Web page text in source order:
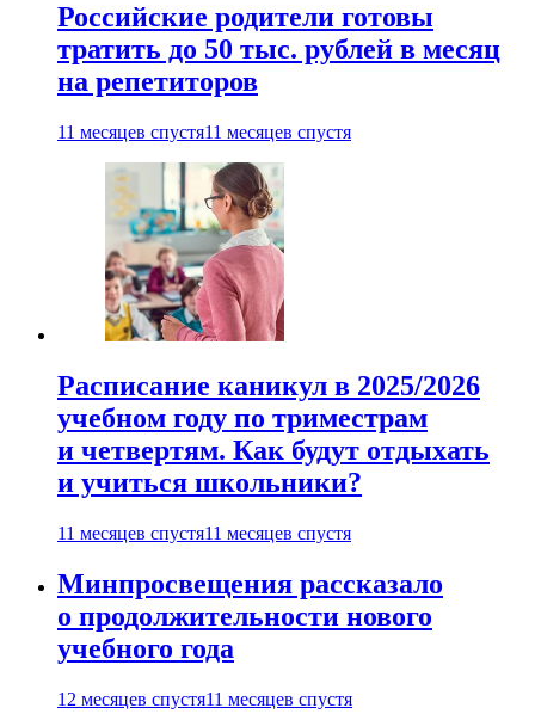
Российские родители готовы
тратить до 50 тыс. рублей в месяц
на репетиторов
11 месяцев спустя11 месяцев спустя
Расписание каникул в 2025/2026
учебном году по триместрам
и четвертям. Как будут отдыхать
и учиться школьники?
11 месяцев спустя11 месяцев спустя
Минпросвещения рассказало
о продолжительности нового
учебного года
12 месяцев спустя11 месяцев спустя